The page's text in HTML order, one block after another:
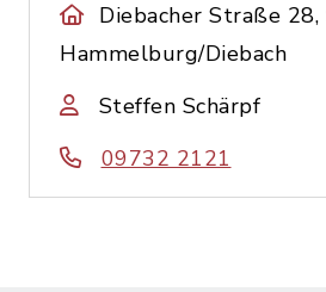
Diebacher Straße
Hammelburg/Diebach
Steffen Schärpf
09732 2121